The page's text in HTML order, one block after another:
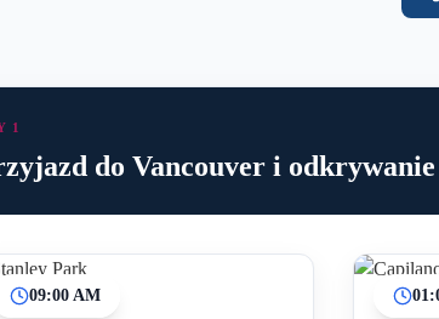
1
do Vancouver i
09:00 AM